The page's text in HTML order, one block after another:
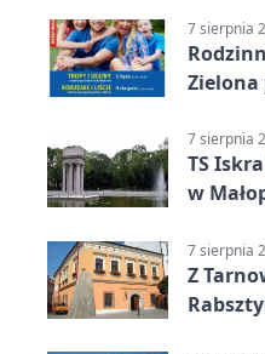
7 sierpnia
Zielona
7 sierpnia
TS
w
7 sierpnia
Z